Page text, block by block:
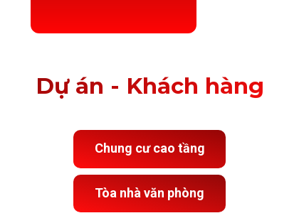
Dự án - Khách hàng
Chung cư cao tầng
Tòa nhà văn phòng